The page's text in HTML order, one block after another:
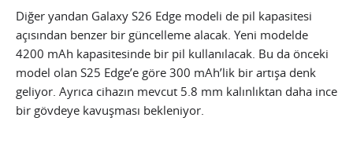
Diğer yandan Galaxy S26 Edge modeli de pil kapasitesi
açısından benzer bir güncelleme alacak. Yeni modelde
4200 mAh kapasitesinde bir pil kullanılacak. Bu da önceki
model olan S25 Edge’e göre 300 mAh’lik bir artışa denk
geliyor. Ayrıca cihazın mevcut 5.8 mm kalınlıktan daha ince
bir gövdeye kavuşması bekleniyor.